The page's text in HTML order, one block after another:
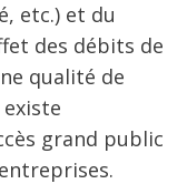
etc.) et du
des débits de
qualité de
existe
grand public